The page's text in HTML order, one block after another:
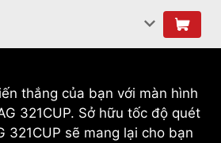
thắng của bạn với màn hình
321CUP. Sở hữu tốc độ quét
321CUP sẽ mang lại cho bạn